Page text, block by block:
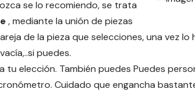
se lo recomiendo, se trata
, mediante la unión de piezas
de la pieza que selecciones, una vez lo
puedes.
tu elección. También puedes Puedes
Cuidado que engancha